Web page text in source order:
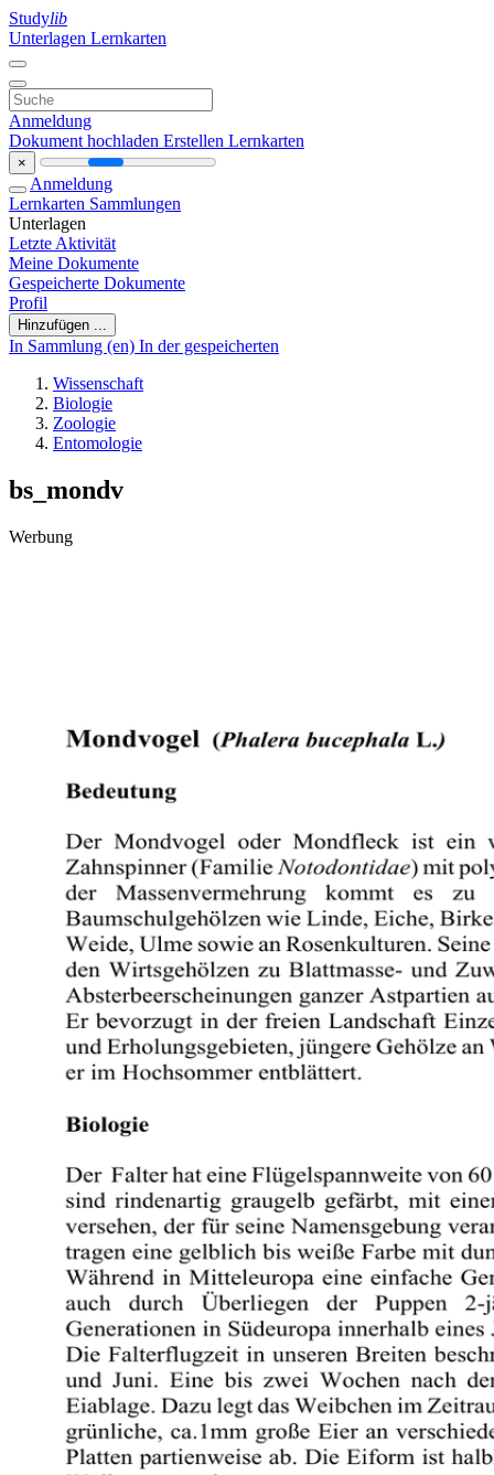
Studylib
Unterlagen Lernkarten
Anmeldung
Dokument hochladen Erstellen Lernkarten
×
Anmeldung
Lernkarten Sammlungen
Unterlagen
Letzte Aktivität
Meine Dokumente
Gespeicherte Dokumente
Profil
Hinzufügen ...
In Sammlung (en) In der gespeicherten
Wissenschaft
Biologie
Zoologie
Entomologie
bs_mondv
Werbung